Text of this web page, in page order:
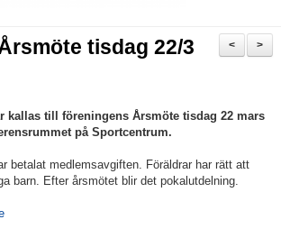
>
<
tisdag 22/3
kallas till föreningens Årsmöte tisdag 22 mars
på Sportcentrum.
betalat medlemsavgiften. Föräldrar har rätt att
barn. Efter årsmötet blir det pokalutdelning.